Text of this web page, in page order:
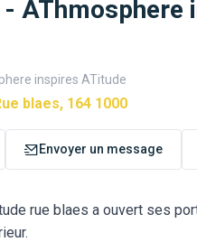
AThmosphere
inspires ATitude
blaes, 164 1000
Envoyer un message
rue blaes a ouvert ses